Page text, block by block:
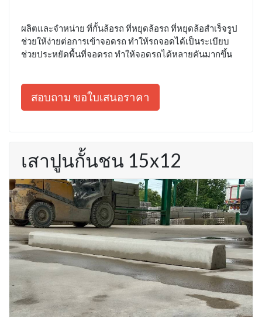
ผลิตและจำหน่าย ที่กั้นล้อรถ ที่หยุดล้อรถ ที่หยุดล้อสำเร็จรูป
ช่วยให้ง่ายต่อการเข้าจอดรถ ทำให้รถจอดได้เป็นระเบียบ
ช่วยประหยัดพื้นที่จอดรถ ทำให้จอดรถได้หลายคันมากขึ้น
สอบถาม ขอใบเสนอราคา
เสาปูนกั้นชน 15x12